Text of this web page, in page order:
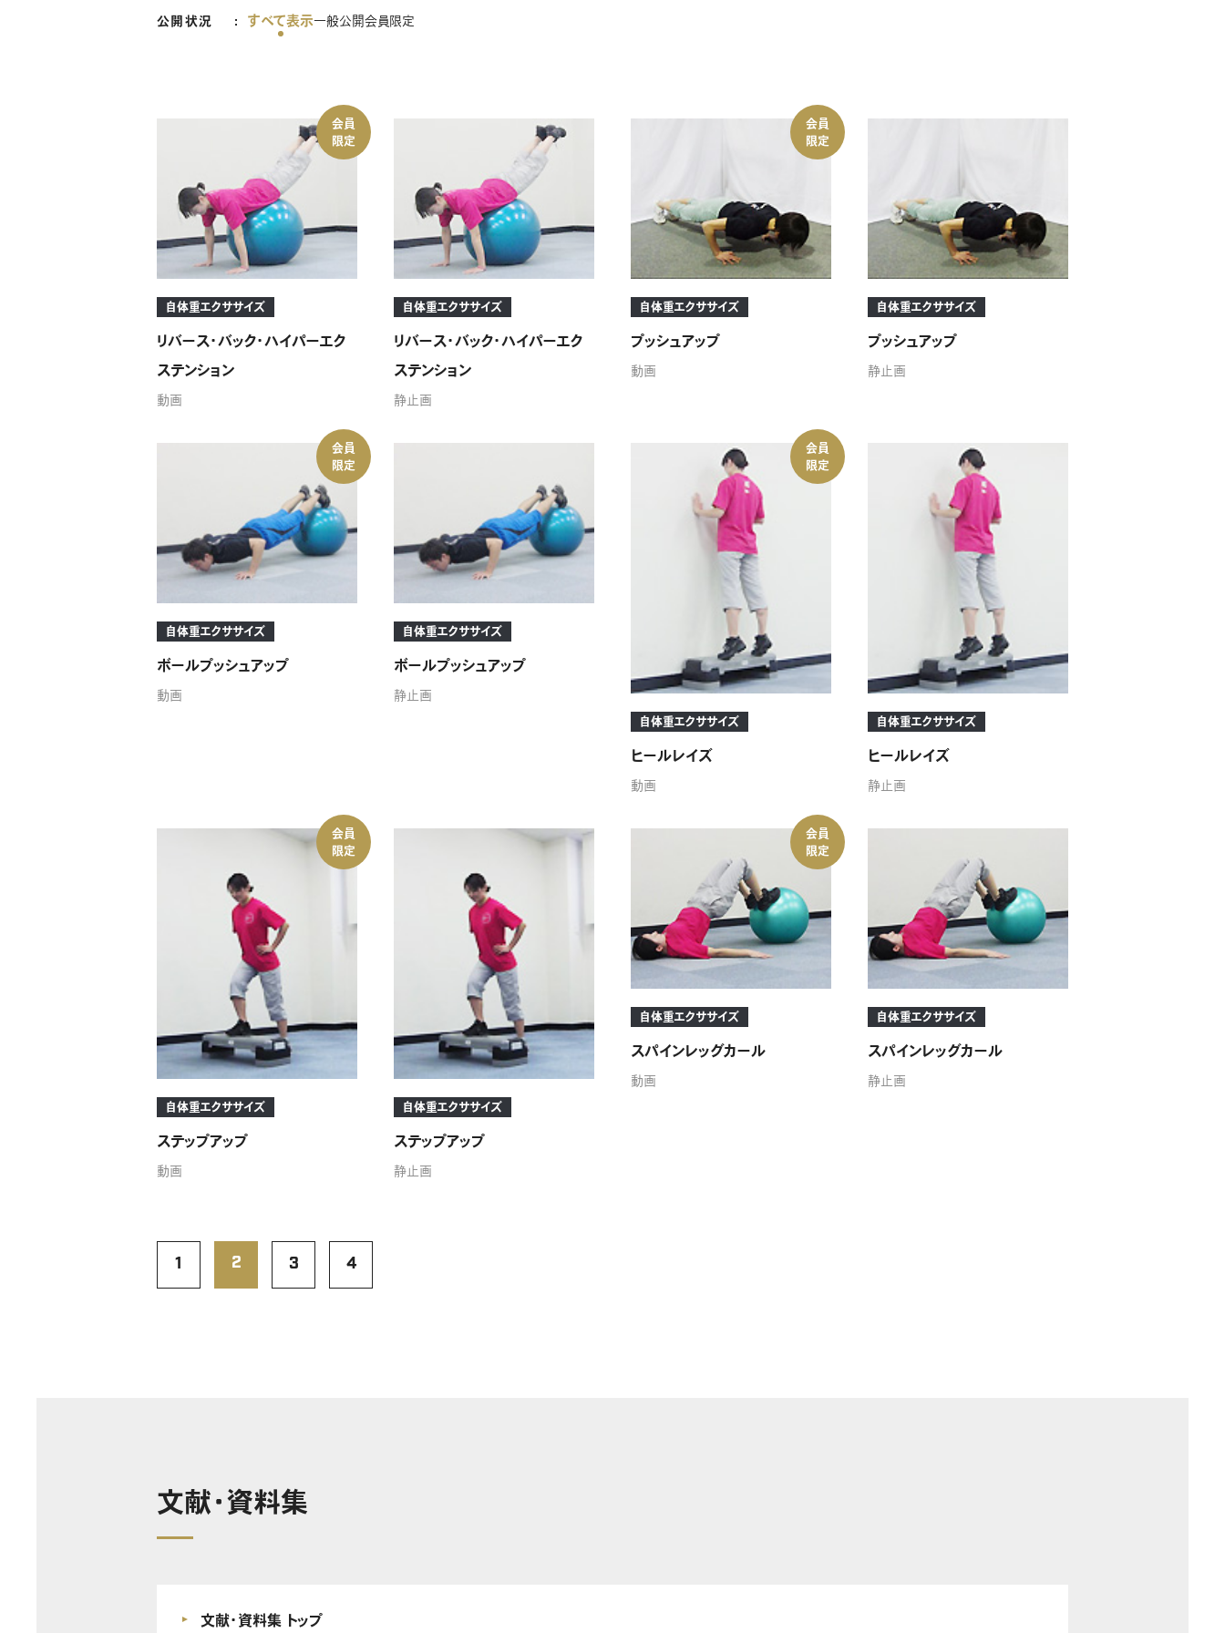
公開状況 すべて表示一般公開会員限定
会員
限定
自体重エクササイズ
リバース・バック・ハイパーエク
ステンション
動画
自体重エクササイズ
リバース・バック・ハイパーエク
ステンション
静止画
会員
限定
自体重エクササイズ
プッシュアップ
動画
自体重エクササイズ
プッシュアップ
静止画
会員
限定
自体重エクササイズ
ボールプッシュアップ
動画
自体重エクササイズ
ボールプッシュアップ
静止画
会員
限定
自体重エクササイズ
ヒールレイズ
動画
自体重エクササイズ
ヒールレイズ
静止画
会員
限定
自体重エクササイズ
ステップアップ
動画
自体重エクササイズ
ステップアップ
静止画
会員
限定
自体重エクササイズ
スパインレッグカール
動画
自体重エクササイズ
スパインレッグカール
静止画
1 2 3 4
文献・資料集
文献・資料集 トップ